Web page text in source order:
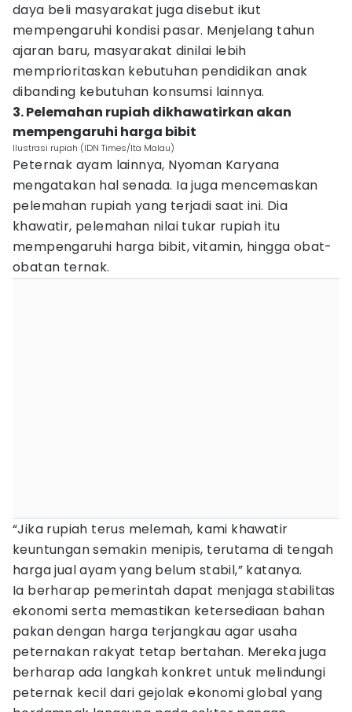
daya beli masyarakat juga disebut ikut
mempengaruhi kondisi pasar. Menjelang tahun
ajaran baru, masyarakat dinilai lebih
memprioritaskan kebutuhan pendidikan anak
dibanding kebutuhan konsumsi lainnya.
3. Pelemahan rupiah dikhawatirkan akan
mempengaruhi harga bibit
Ilustrasi rupiah (IDN Times/Ita Malau)
Peternak ayam lainnya, Nyoman Karyana
mengatakan hal senada. Ia juga mencemaskan
pelemahan rupiah yang terjadi saat ini. Dia
khawatir, pelemahan nilai tukar rupiah itu
mempengaruhi harga bibit, vitamin, hingga obat-
obatan ternak.
“Jika rupiah terus melemah, kami khawatir
keuntungan semakin menipis, terutama di tengah
harga jual ayam yang belum stabil,” katanya.
Ia berharap pemerintah dapat menjaga stabilitas
ekonomi serta memastikan ketersediaan bahan
pakan dengan harga terjangkau agar usaha
peternakan rakyat tetap bertahan. Mereka juga
berharap ada langkah konkret untuk melindungi
peternak kecil dari gejolak ekonomi global yang